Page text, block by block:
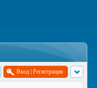
Вход Регистрация